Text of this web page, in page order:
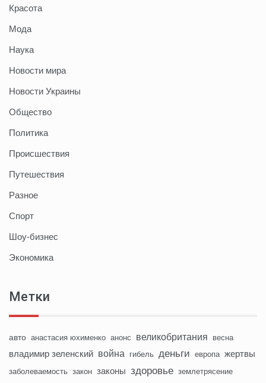
Красота
Мода
Наука
Новости мира
Новости Украины
Общество
Политика
Происшествия
Путешествия
Разное
Спорт
Шоу-бизнес
Экономика
Метки
авто анастасия юхименко анонс великобритания весна
владимир зеленский война гибель деньги европа жертвы
заболеваемость закон законы здоровье землетрясение